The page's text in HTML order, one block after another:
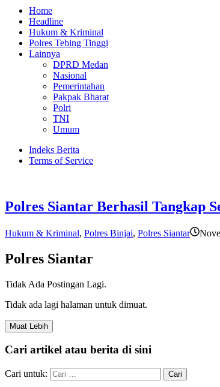
Home
Headline
Hukum & Kriminal
Polres Tebing Tinggi
Lainnya
DPRD Medan
Nasional
Pemerintahan
Pakpak Bharat
Polri
TNI
Umum
Indeks Berita
Terms of Service
Polres Siantar Berhasil Tangkap
Hukum & Kriminal, Polres Binjai, Polres Siantar
Polres Siantar
Tidak Ada Postingan Lagi.
Tidak ada lagi halaman untuk dimuat.
Muat Lebih
Cari artikel atau berita di sini
Cari untuk: